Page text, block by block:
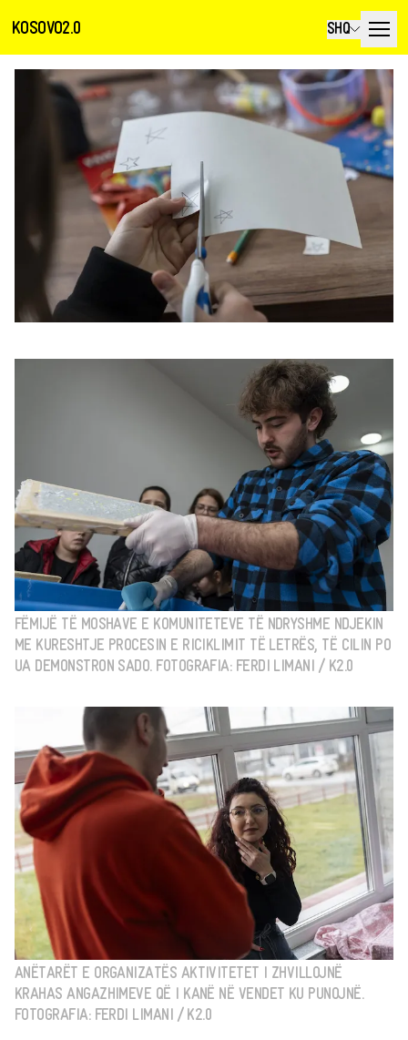
KOSOVO2.0 SHQ
FËMIJË TË MOSHAVE E KOMUNITETEVE TË NDRYSHME NDJEKIN
ME KURESHTJE PROCESIN E RICIKLIMIT TË LETRËS, TË CILIN PO
UA DEMONSTRON SADO. FOTOGRAFIA: FERDI LIMANI / K2.0
ANËTARËT E ORGANIZATËS AKTIVITETET I ZHVILLOJNË
KRAHAS ANGAZHIMEVE QË I KANË NË VENDET KU PUNOJNË.
FOTOGRAFIA: FERDI LIMANI / K2.0